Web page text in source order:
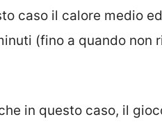
caso il calore medio
(fino a quando non
in questo caso, il